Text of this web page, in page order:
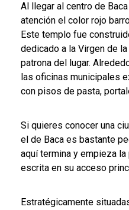
Al llegar al centro de
atención el color rojo
Este templo fue
dedicado a la Virgen de
patrona del lugar.
las oficinas municipales
con pisos de pasta,
Si quieres conocer una
el de Baca es bastante
aquí termina y empieza
escrita en su acceso
Estratégicamente